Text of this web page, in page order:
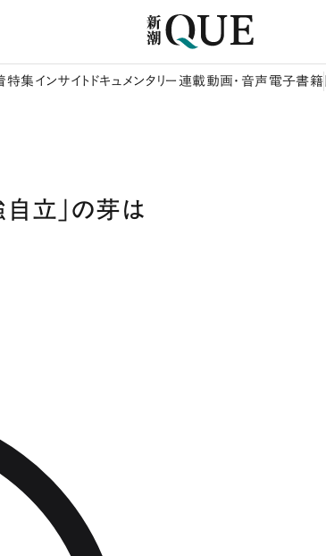
特集 インサイト ドキュメンタリー 連載動画・音声 電子書籍
立」の芽は